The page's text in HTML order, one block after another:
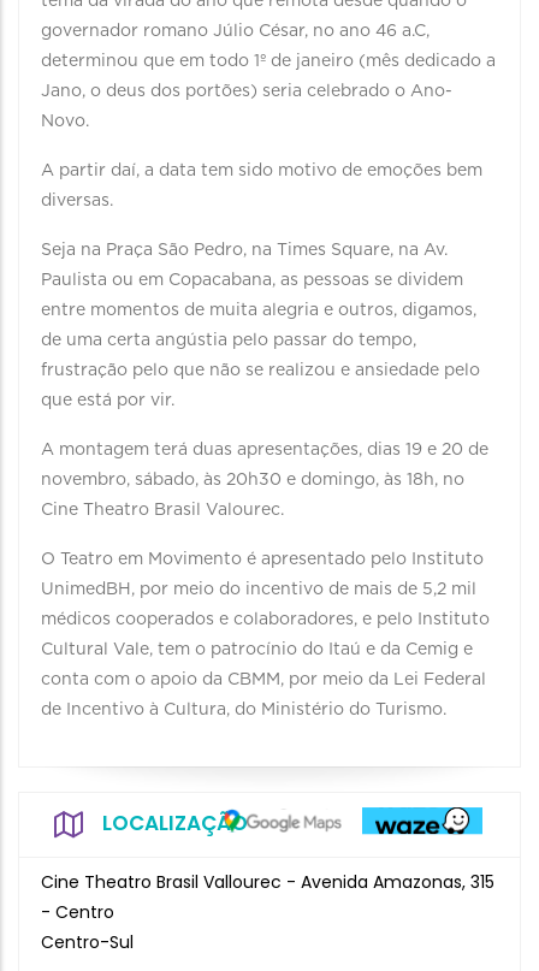
governador romano Júlio César, no ano 46 a.C,
determinou que em todo 1º de janeiro (mês dedicado a
Jano, o deus dos portões) seria celebrado o Ano-
Novo.
A partir daí, a data tem sido motivo de emoções bem
diversas.
Seja na Praça São Pedro, na Times Square, na Av.
Paulista ou em Copacabana, as pessoas se dividem
entre momentos de muita alegria e outros, digamos,
de uma certa angústia pelo passar do tempo,
frustração pelo que não se realizou e ansiedade pelo
que está por vir.
A montagem terá duas apresentações, dias 19 e 20 de
novembro, sábado, às 20h30 e domingo, às 18h, no
Cine Theatro Brasil Valourec.
O Teatro em Movimento é apresentado pelo Instituto
UnimedBH, por meio do incentivo de mais de 5,2 mil
médicos cooperados e colaboradores, e pelo Instituto
Cultural Vale, tem o patrocínio do Itaú e da Cemig e
conta com o apoio da CBMM, por meio da Lei Federal
de Incentivo à Cultura, do Ministério do Turismo.
LOCALIZAÇÃO
Cine Theatro Brasil Vallourec - Avenida Amazonas, 315
- Centro
Centro-Sul